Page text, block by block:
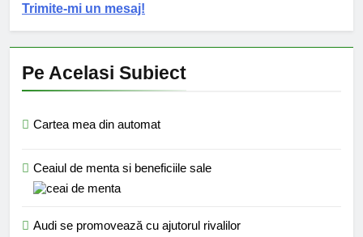
Trimite-mi un mesaj!
Pe Acelasi Subiect
Cartea mea din automat
Ceaiul de menta si beneficiile sale
Audi se promovează cu ajutorul rivalilor